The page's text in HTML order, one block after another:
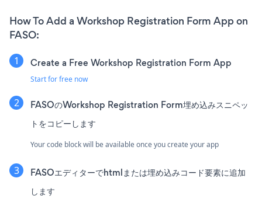
How To Add a Workshop Registration Form App on
FASO:
Create a Free Workshop Registration Form App
Start for free now
FASOのWorkshop Registration Form埋め込みスニペッ
トをコピーします
Your code block will be available once you create your app
FASOエディターでhtmlまたは埋め込みコード要素に追加
します